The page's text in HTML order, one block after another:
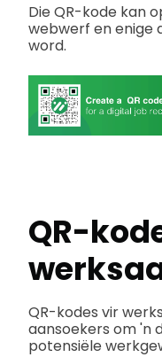
Die QR-kode kan
webwerf en enige
word.
QR-
QR-kodes vir
aansoekers om 'n
potensiële